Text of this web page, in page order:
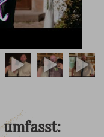
umfasst: